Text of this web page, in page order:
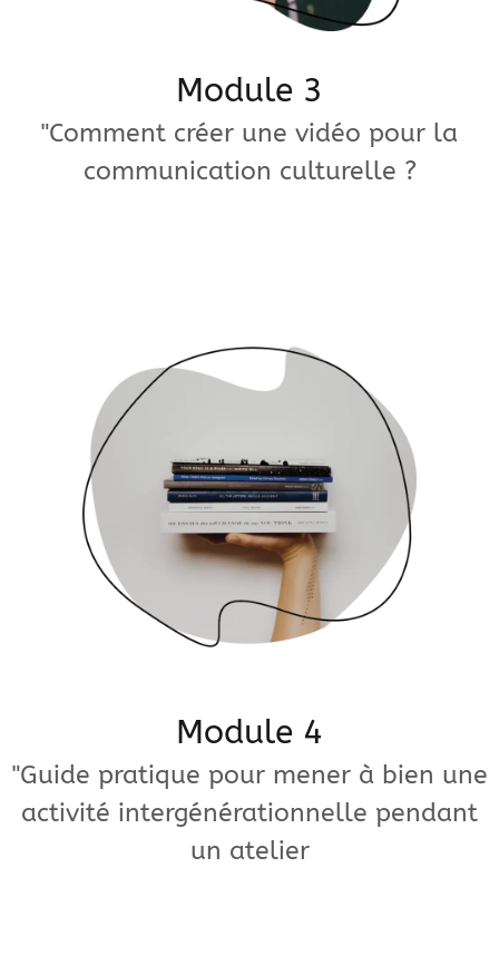
Module 3
"Comment créer une vidéo pour la
communication culturelle ?
Module 4
"Guide pratique pour mener à bien une
activité intergénérationnelle pendant
un atelier